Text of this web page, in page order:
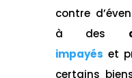
contre
à des
impayés et
certains